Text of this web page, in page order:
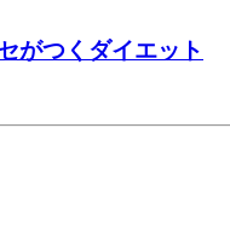
がつくダイエット